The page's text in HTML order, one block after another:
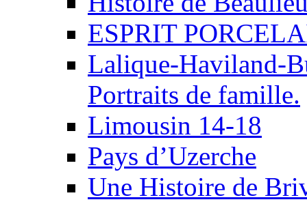
ESPRIT
Lalique-Haviland-
Portraits de famille.
Limousin 14-18
Pays d’Uzerche
Une Histoire de